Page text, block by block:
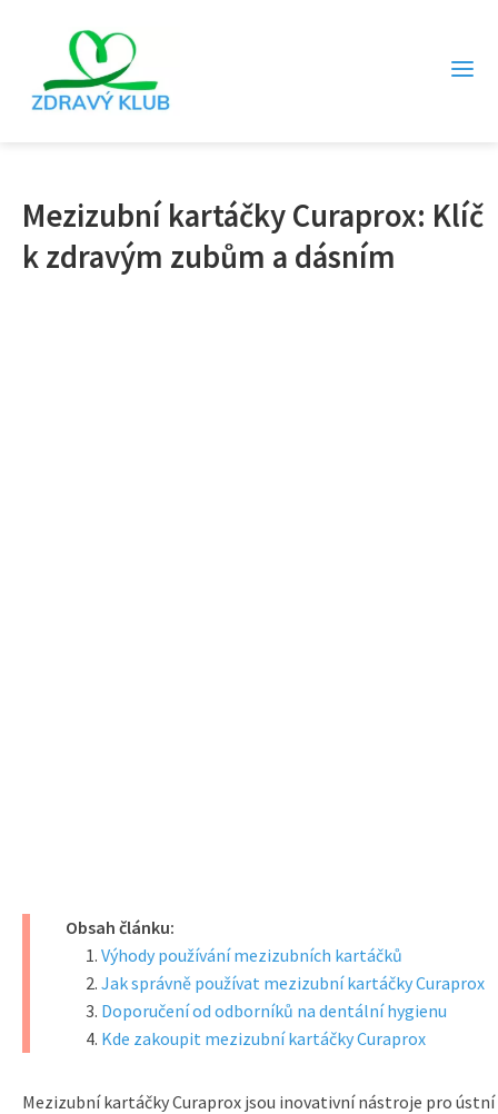
Mezizubní kartáčky Curaprox: Klíč
k zdravým zubům a dásním
Obsah článku:
Výhody používání mezizubních kartáčků
Jak správně používat mezizubní kartáčky Curaprox
Doporučení od odborníků na dentální hygienu
Kde zakoupit mezizubní kartáčky Curaprox
Mezizubní kartáčky Curaprox jsou inovativní nástroje pro ústní